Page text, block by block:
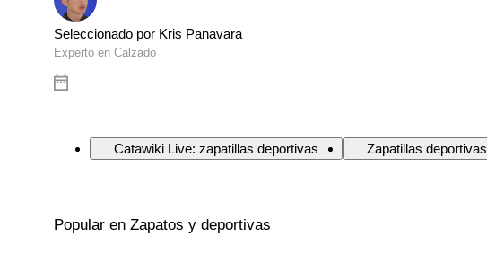
Seleccionado por Kris Panavara
Experto en Calzado
Catawiki Live: zapatillas deportivas Zapatillas deportivas
Popular en Zapatos y deportivas